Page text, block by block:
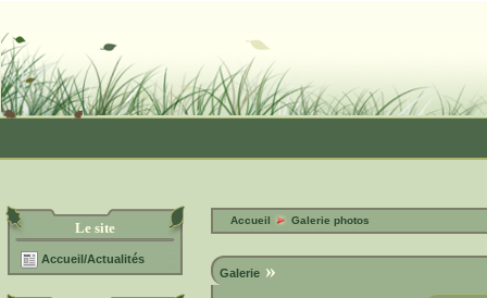
Le site
Accueil/Actualités
Accueil Galerie photos
Galerie »